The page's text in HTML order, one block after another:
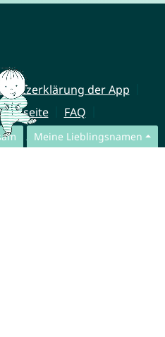
Meine Lieblingsnamen
der App
FAQ
Impressum